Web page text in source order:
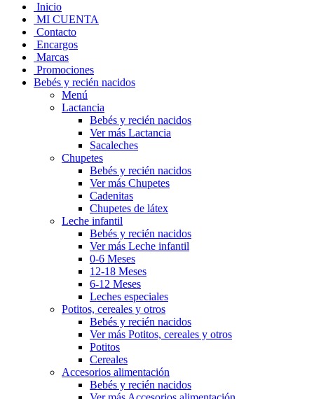
Inicio
MI CUENTA
Contacto
Encargos
Marcas
Promociones
Bebés y recién nacidos
Menú
Lactancia
Bebés y recién nacidos
Ver más Lactancia
Sacaleches
Chupetes
Bebés y recién nacidos
Ver más Chupetes
Cadenitas
Chupetes de látex
Leche infantil
Bebés y recién nacidos
Ver más Leche infantil
0-6 Meses
12-18 Meses
6-12 Meses
Leches especiales
Potitos, cereales y otros
Bebés y recién nacidos
Ver más Potitos, cereales y otros
Potitos
Cereales
Accesorios alimentación
Bebés y recién nacidos